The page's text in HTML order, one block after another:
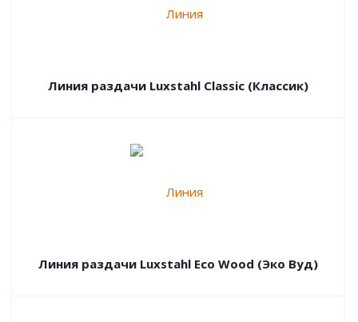
Линия раздачи Luxstahl Classic (Классик)
Линия раздачи Luxstahl Eco Wood (Эко Вуд)